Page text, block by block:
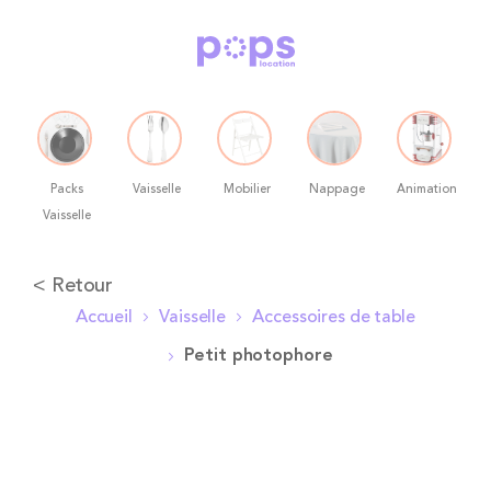
Packs
Vaisselle
Vaisselle Mobilier Nappage Animation
Allez
contenu
< Retour
Accueil Vaisselle Accessoires de table
Petit photophore